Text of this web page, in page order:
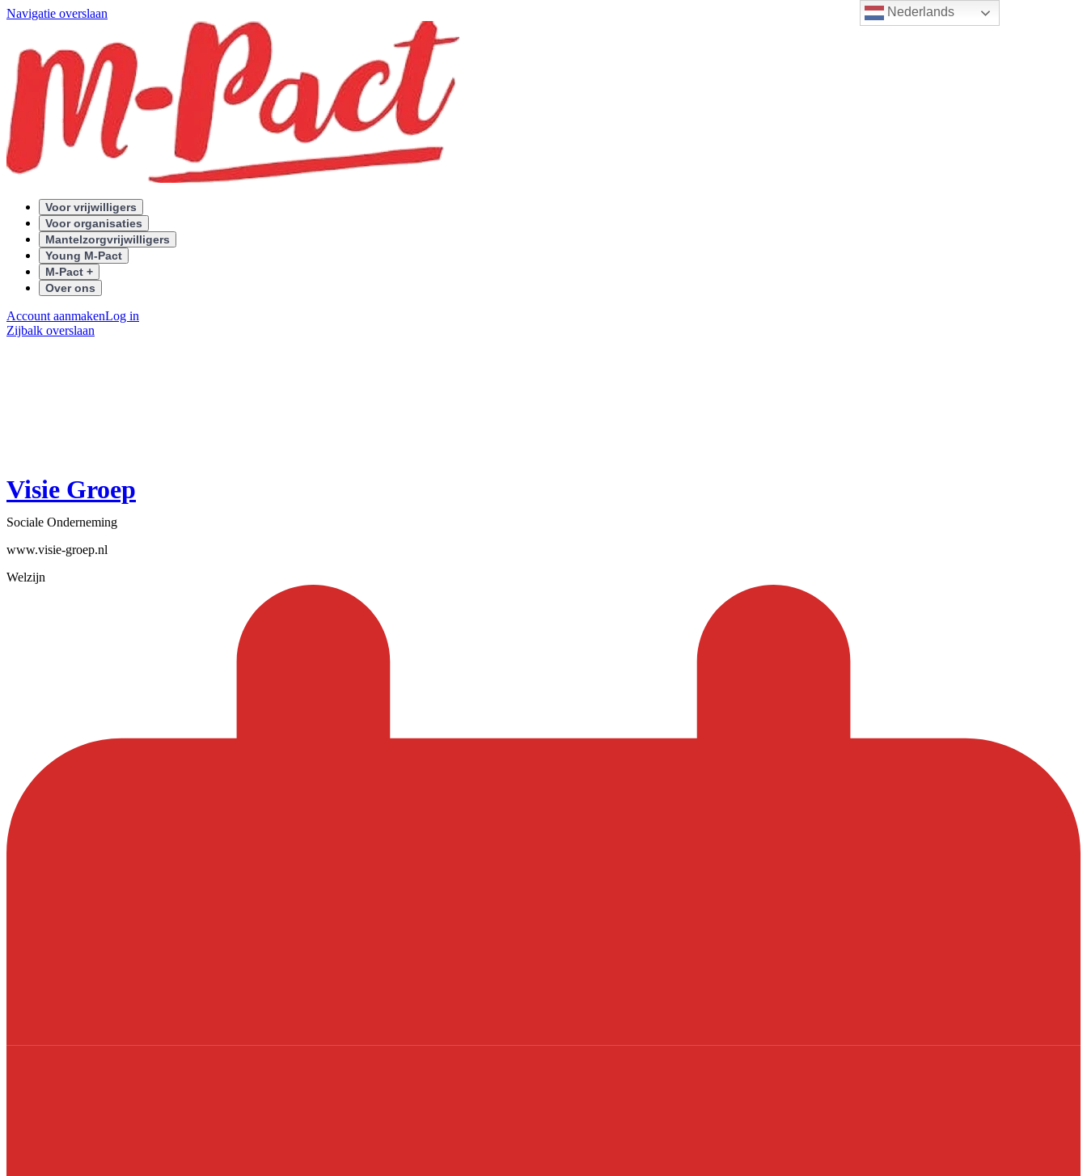
Nederlands
Navigatie overslaan
Voor vrijwilligers
Voor organisaties
Mantelzorgvrijwilligers
Young M-Pact
M-Pact +
Over ons
Account aanmakenLog in
Zijbalk overslaan
Visie Groep
Sociale Onderneming
www.visie-groep.nl
Welzijn